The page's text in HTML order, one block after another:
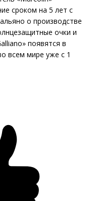
сроком на 5 лет с
о производстве
очки и
появятся в
всем мире уже с 1